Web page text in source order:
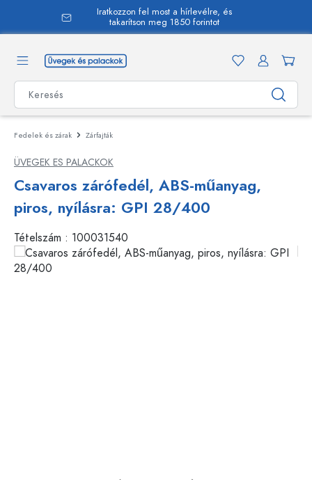
Iratkozzon fel most a hírlevélre, és
takarítson meg 1850 forintot
Fedelek és zárak Zárfajták
ÜVEGEK ES PALACKOK
Csavaros zárófedél, ABS-műanyag,
piros, nyílásra: GPI 28/400
Tételszám : 100031540